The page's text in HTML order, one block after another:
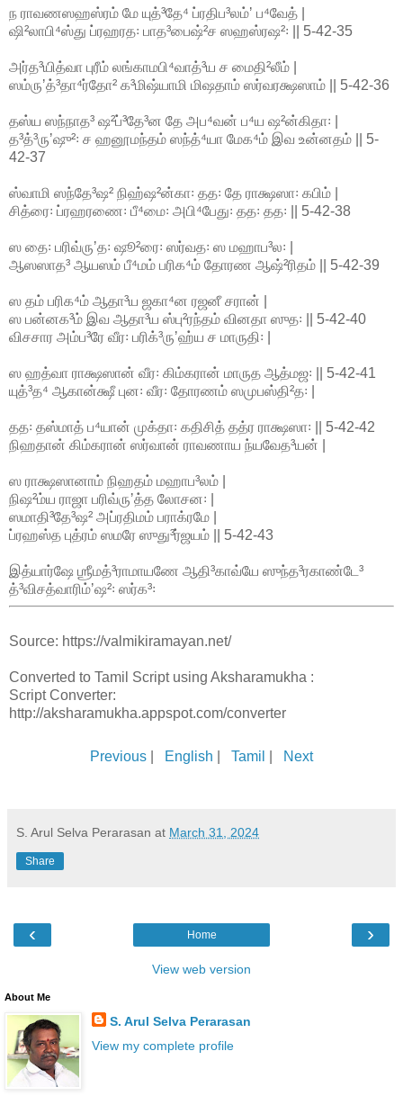
ந ராவணஸஹஸ்ரம் மே யுத்³தே⁴ ப்ரதிப³லம்ʼ ப⁴வேத் |
ஷி²லாபி⁴ஸ்து ப்ரஹரத꞉ பாத³பைஷ்²ச ஸஹஸ்ரஷ²꞉ || 5-42-35
அர்த³யித்வா புரீம் லங்காமபி⁴வாத்³ய ச மைதி²லீம் |
ஸம்ருʼத்³தா⁴ர்தோ² க³மிஷ்யாமி மிஷதாம் ஸர்வரக்ஷஸாம் || 5-42-36
தஸ்ய ஸந்நாத³ ஷ²ப்³தே³ன தே அப⁴வன் ப⁴ய ஷ²ன்கிதா꞉ |
த³த்³ருʼஷு²꞉ ச ஹனூமந்தம் ஸந்த்⁴யா மேக⁴ம் இவ உன்னதம் || 5-
42-37
ஸ்வாமி ஸந்தே³ஷ² நிஹ்ஷ²ன்கா꞉ தத꞉ தே ராக்ஷஸா꞉ கபிம் |
சித்ரை꞉ ப்ரஹரணை꞉ பீ⁴மை꞉ அபி⁴பேது꞉ தத꞉ தத꞉ || 5-42-38
ஸ தை꞉ பரிவ்ருʼத꞉ ஷூ²ரை꞉ ஸர்வத꞉ ஸ மஹாப³ல꞉ |
ஆஸஸாத³ ஆயஸம் பீ⁴மம் பரிக⁴ம் தோரண ஆஷ்²ரிதம் || 5-42-39
ஸ தம் பரிக⁴ம் ஆதா³ய ஜகா⁴ன ரஜனீ சரான் |
ஸ பன்னக³ம் இவ ஆதா³ய ஸ்பு²ரந்தம் வினதா ஸுத꞉ || 5-42-40
விசசார அம்ப³ரே வீர꞉ பரிக்³ருʼஹ்ய ச மாருதி꞉ |
ஸ ஹத்வா ராக்ஷஸான் வீர꞉ கிம்கரான் மாருத ஆத்மஜ꞉ || 5-42-41
யுத்³த⁴ ஆகான்க்ஷீ புன꞉ வீர꞉ தோரணம் ஸமுபஸ்தி²த꞉ |
தத꞉ தஸ்மாத் ப⁴யான் முக்தா꞉ கதிசித் தத்ர ராக்ஷஸா꞉ || 5-42-42
நிஹதான் கிம்கரான் ஸர்வான் ராவணாய ந்யவேத³யன் |
ஸ ராக்ஷஸானாம் நிஹதம் மஹாப³லம் |
நிஷ²ம்ய ராஜா பரிவ்ருʼத்த லோசன꞉ |
ஸமாதி³தே³ஷ² அப்ரதிமம் பராக்ரமே |
ப்ரஹஸ்த புத்ரம் ஸமரே ஸுது³ர்ஜயம் || 5-42-43
இத்யார்ஷே ஶ்ரீமத்³ராமாயணே ஆதி³காவ்யே ஸுந்த³ரகாண்டே³
த்³விசத்வாரிம்ʼஷ²꞉ ஸர்க³꞉
Source: https://valmikiramayan.net/
Converted to Tamil Script using Aksharamukha :
Script Converter:
http://aksharamukha.appspot.com/converter
Previous English Tamil Next
S. Arul Selva Perarasan at March 31, 2024
Share
‹ ›
Home
View web version
About Me
S. Arul Selva Perarasan
View my complete profile